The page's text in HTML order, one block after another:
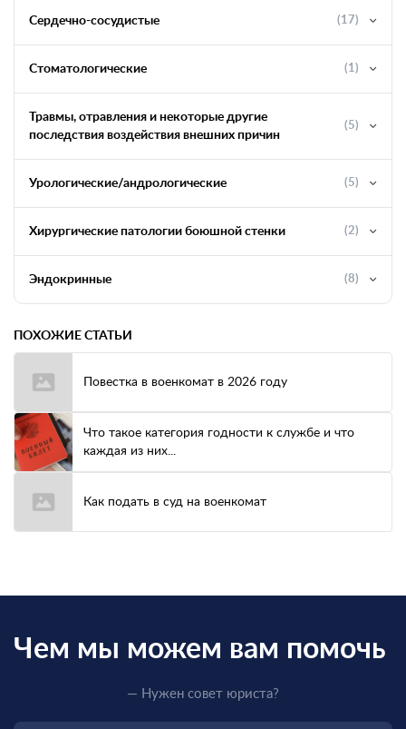
Сердечно-сосудистые (17)
Стоматологические (1)
Травмы, отравления и некоторые другие
последствия воздействия внешних причин
(5)
Урологические/андрологические (5)
Хирургические патологии боюшной стенки (2)
Эндокринные (8)
ПОХОЖИЕ СТАТЬИ
Повестка в военкомат в 2026 году
Что такое категория годности к службе и что
каждая из них...
Как подать в суд на военкомат
Чем мы можем вам помочь
— Нужен совет юриста?